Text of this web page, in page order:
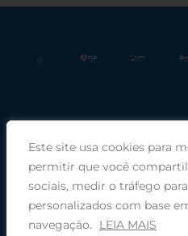
Este site usa cookies para
permitir que você
sociais, medir o tráfego
personalizados com base
navegação.
LEIA MAIS
Praça Rui Barbosa, 220, sala
Telefone: (51)